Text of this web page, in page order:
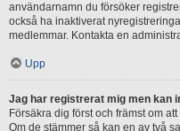
användarnamn du försöker
också ha inaktiverat
medlemmar. Kontakta en
Upp
Jag har registrerat mig men kan
Försäkra dig först och främst om
Om de stämmer så kan en av två